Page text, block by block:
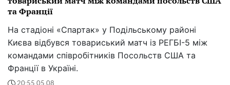
та Франції
На стадіоні «Спартак» у Подільському районі
Києва відбувся товариський матч із РЕГБІ-5 між
командами співробітників Посольств США та
Франції в Україні.
20:55 05.08